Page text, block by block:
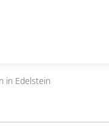
in Edelstein